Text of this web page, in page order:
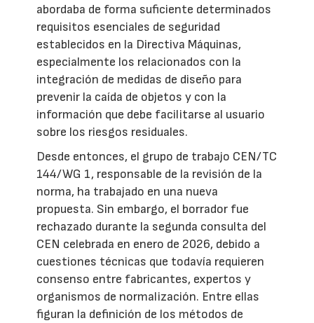
abordaba de forma suficiente determinados
requisitos esenciales de seguridad
establecidos en la Directiva Máquinas,
especialmente los relacionados con la
integración de medidas de diseño para
prevenir la caída de objetos y con la
información que debe facilitarse al usuario
sobre los riesgos residuales.
Desde entonces, el grupo de trabajo CEN/TC
144/WG 1, responsable de la revisión de la
norma, ha trabajado en una nueva
propuesta. Sin embargo, el borrador fue
rechazado durante la segunda consulta del
CEN celebrada en enero de 2026, debido a
cuestiones técnicas que todavía requieren
consenso entre fabricantes, expertos y
organismos de normalización. Entre ellas
figuran la definición de los métodos de